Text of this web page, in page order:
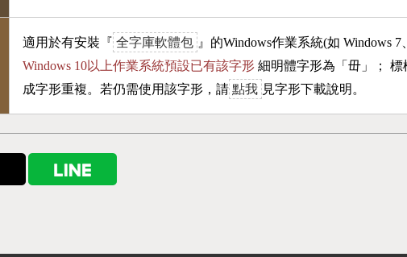
適用於有安裝『 全字庫軟體包 』的Windows作業系統(如 Windows 7
Windows 10以上作業系統預設已有該字形 細明體字形為「毌 」；
成字形重複。若仍需使用該字形，請 點我 見字形下載說明。